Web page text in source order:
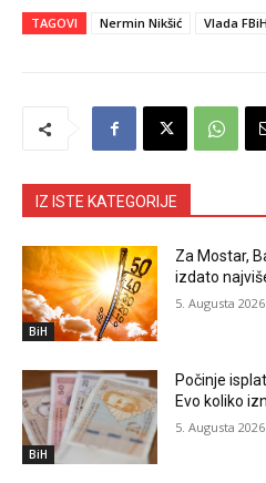
TAGOVI Nermin Nikšić Vlada FBiH
IZ ISTE KATEGORIJE
BiH
Za Mostar,
izdato
5. Augusta 2026.
BiH
Počinje
Evo koliko
5. Augusta 2026.